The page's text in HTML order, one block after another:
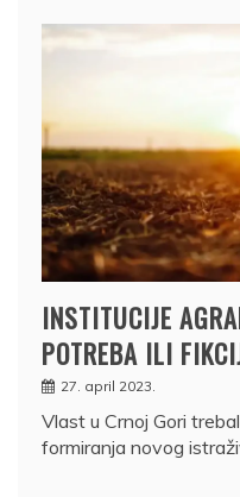
INSTITUCIJE
POTREBA ILI
27. april 2023.
Vlast u Crnoj Gori
formiranja novog